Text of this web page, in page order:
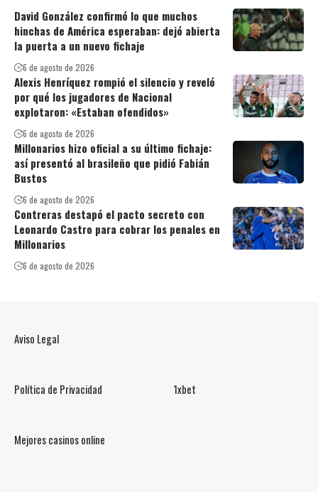
David González confirmó lo que muchos
hinchas de América esperaban: dejó abierta
la puerta a un nuevo fichaje
6 de agosto de 2026
Alexis Henríquez rompió el silencio y reveló
por qué los jugadores de Nacional
explotaron: «Estaban ofendidos»
6 de agosto de 2026
Millonarios hizo oficial a su último fichaje:
así presentó al brasileño que pidió Fabián
Bustos
6 de agosto de 2026
Contreras destapó el pacto secreto con
Leonardo Castro para cobrar los penales en
Millonarios
6 de agosto de 2026
Aviso Legal
Política de Privacidad 1xbet
Mejores casinos online